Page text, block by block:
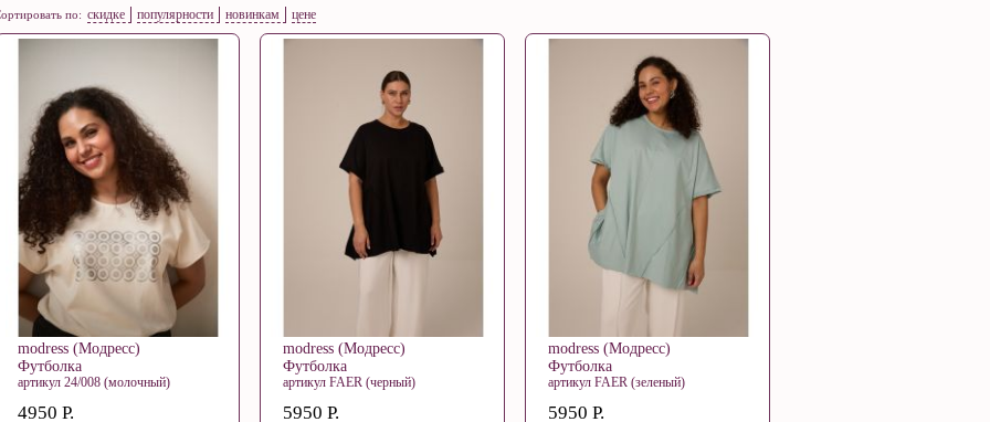
по: скидке популярности новинкам цене
modress (Модресс)
Футболка
артикул 24/008 (молочный)
4950 Р.
modress (Модресс)
Футболка
артикул FAER (черный)
5950 Р.
modress (Модресс)
Футболка
артикул FAER (зеленый)
5950 Р.